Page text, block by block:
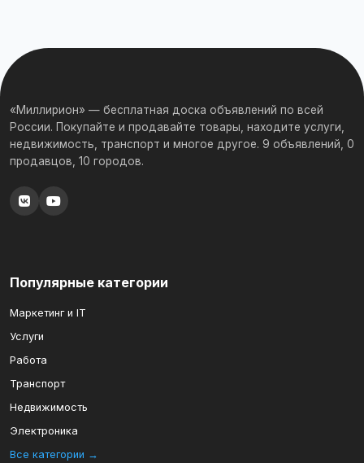
«Миллирион» — бесплатная доска объявлений по всей
России. Покупайте и продавайте товары, находите услуги,
недвижимость, транспорт и многое другое. 9 объявлений, 0
продавцов, 10 городов.
Популярные категории
Маркетинг и IT
Услуги
Работа
Транспорт
Недвижимость
Электроника
Все категории →